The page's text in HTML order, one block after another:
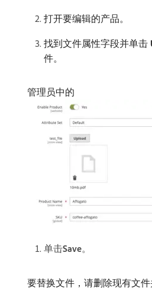
打开要编辑的产品。
找到文件属性字段并单击​
件。
管理员中的
单击​Save。
要替换文件，请删除现有文